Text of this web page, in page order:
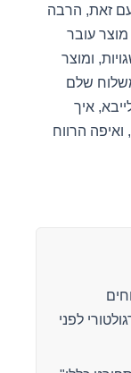
עם זאת, הרבה
מוצר עובר
ומוצר
שלם
איך
הרווח
לפני